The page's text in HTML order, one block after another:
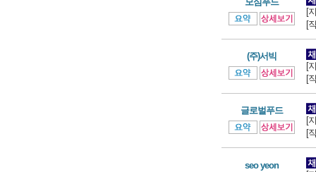
[
[
(주)서빅
[
[
글로벌푸드
[
[
seo yeon